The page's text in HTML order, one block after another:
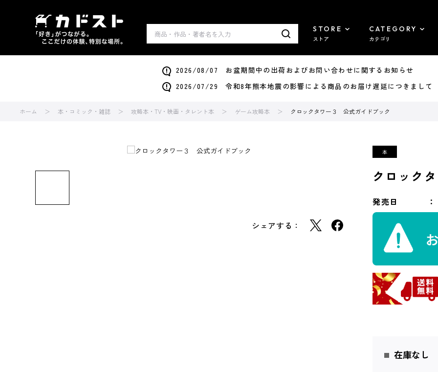
STORE
ストア
CATEGORY
カテゴリ
2026/08/07 お盆期間中の出荷およびお問い合わせに関するお知らせ
2026/07/29 令和8年熊本地震の影響による商品のお届け遅延につきまして
ホーム 本・コミック・雑誌 攻略本・TV・映画・タレント本 ゲーム攻略本 クロックタワー３ 公式ガイドブック
シェアする：
クロック
発売日
在庫なし